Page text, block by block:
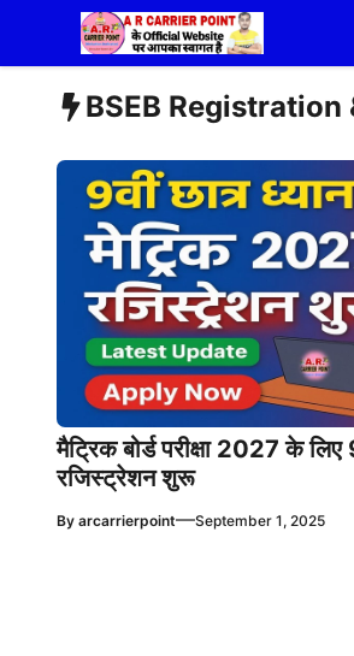
content
BSEB
मैट्रिक बोर्ड परीक्षा 2027 के लिए
रजिस्ट्रेशन शुरू
By arcarrierpoint—September 1, 2025